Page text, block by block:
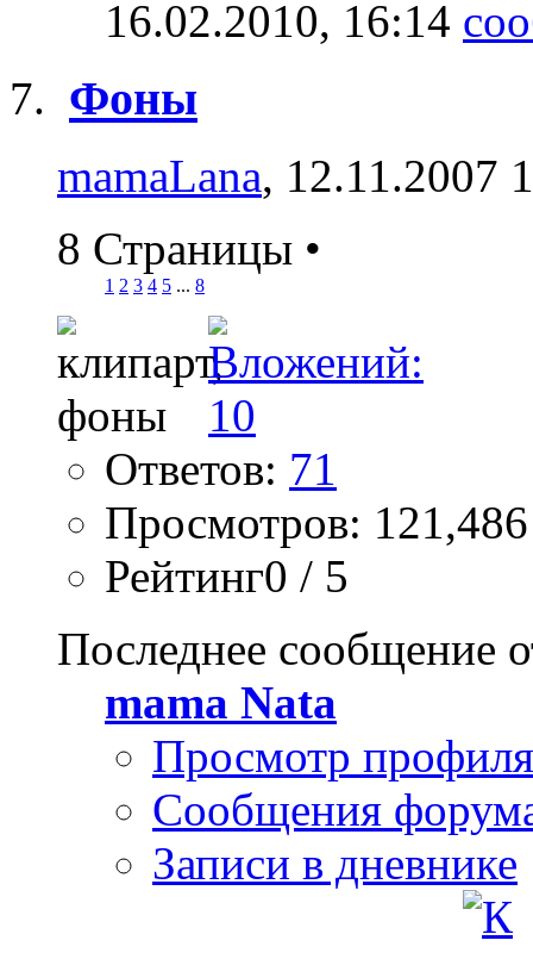
16.02.2010, 16:14
Фоны
mamaLana, 12.11.2007
8 Страницы •
1 2 3 4 5 ... 8
Ответов: 71
Просмотров: 121,486
Рейтинг0 / 5
Последнее сообщение
mama Nata
Просмотр профиля
Сообщения
Записи в дневнике